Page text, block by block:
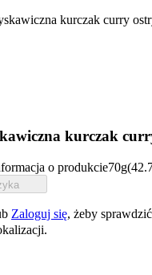
kurczak curry
kurczak
o produkcie70g
Zaloguj się, żeby